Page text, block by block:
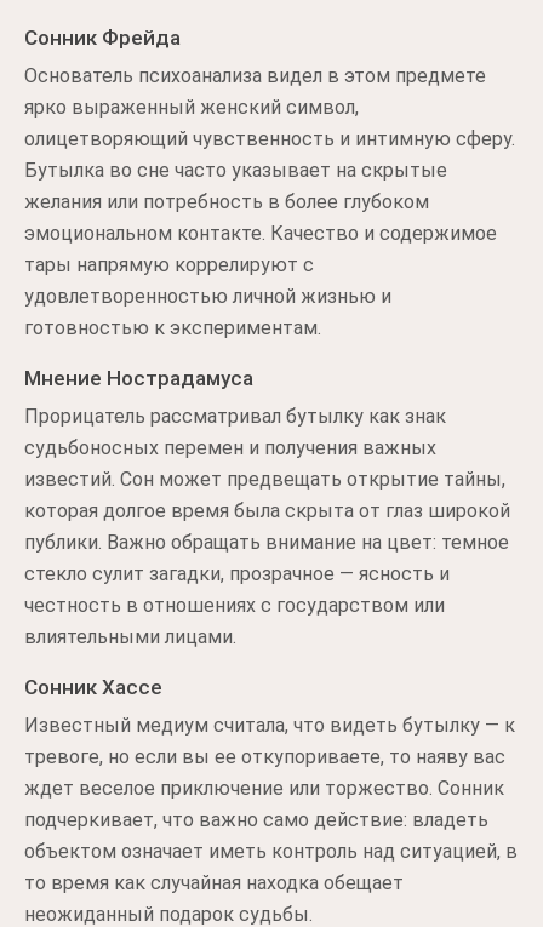
Сонник Фрейда
Основатель психоанализа видел в этом предмете
ярко выраженный женский символ,
олицетворяющий чувственность и интимную сферу.
Бутылка во сне часто указывает на скрытые
желания или потребность в более глубоком
эмоциональном контакте. Качество и содержимое
тары напрямую коррелируют с
удовлетворенностью личной жизнью и
готовностью к экспериментам.
Мнение Нострадамуса
Прорицатель рассматривал бутылку как знак
судьбоносных перемен и получения важных
известий. Сон может предвещать открытие тайны,
которая долгое время была скрыта от глаз широкой
публики. Важно обращать внимание на цвет: темное
стекло сулит загадки, прозрачное — ясность и
честность в отношениях с государством или
влиятельными лицами.
Сонник Хассе
Известный медиум считала, что видеть бутылку — к
тревоге, но если вы ее откупориваете, то наяву вас
ждет веселое приключение или торжество. Сонник
подчеркивает, что важно само действие: владеть
объектом означает иметь контроль над ситуацией, в
то время как случайная находка обещает
неожиданный подарок судьбы.